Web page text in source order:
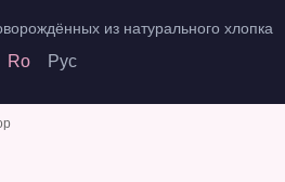
из натурального хлопка
Ro Рус